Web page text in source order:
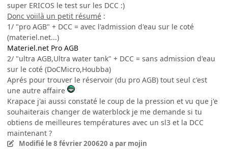
super ERICOS le test sur les DCC :)
Donc voiilà un petit résumé :
1/ "pro AGB" + DCC = avec l'admission d'eau sur le coté
(materiel.net...)
Materiel.net Pro AGB
2/ "ultra AGB,Ultra water tank" + DCC = sans admission d'eau
sur le coté (DoCMicro,Houbba)
Aprés pour trouver le réservoir (du pro AGB) tout seul c'est
une autre affaire
Krapace j'ai aussi constaté le coup de la pression et vu que j'e
souhaiterais changer de waterblock je me demande si tu
obtiens de meilleures températures avec un sl3 et la DCC
maintenant ?
Modifié le 8 février 200620 a par mojin